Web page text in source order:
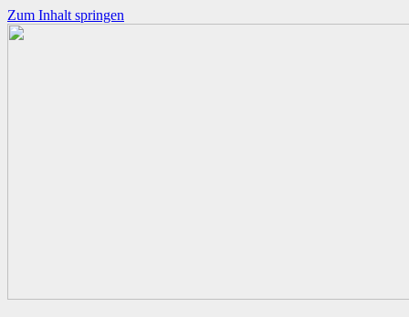
Zum Inhalt springen